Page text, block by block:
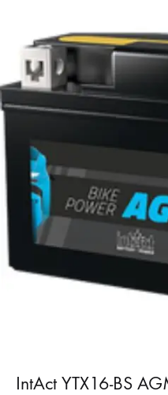
IntAct YTX16-BS